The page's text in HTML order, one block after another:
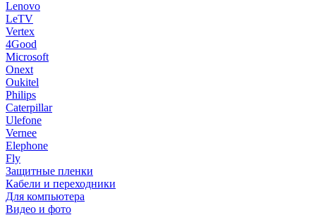
Lenovo
LeTV
Vertex
4Good
Microsoft
Onext
Oukitel
Philips
Caterpillar
Ulefone
Vernee
Elephone
Fly
Защитные пленки
Кабели и переходники
Для компьютера
Видео и фото